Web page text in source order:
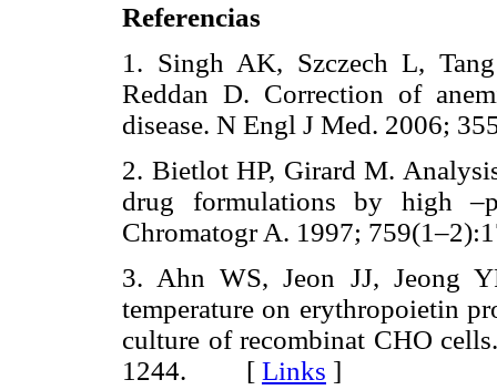
Referencias
1. Singh AK, Szczech L,
Reddan D. Correction of
disease. N Engl J Med.
2. Bietlot HP, Girard M.
drug formulations by high
Chromatogr A. 1997;
3. Ahn WS, Jeon JJ, Jeong
temperature on erythropoietin
culture of recombinat CHO
1244. [ Links ]